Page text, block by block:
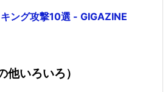
ング攻撃10選 - GIGAZINE
いろいろ）